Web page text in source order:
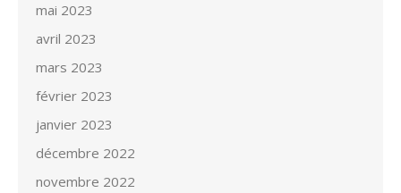
mai 2023
avril 2023
mars 2023
février 2023
janvier 2023
décembre 2022
novembre 2022